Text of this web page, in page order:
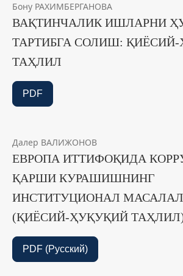
Бону РАХИМБЕРГАНОВА
ВАҚТИНЧАЛИК ИШЛАРНИ
ТАРТИБГА СОЛИШ:
ТАҲЛИЛ
PDF
Далер ВАЛИЖОНОВ
ЕВРОПА ИТТИФОҚИДА
ҚАРШИ КУРАШИШНИНГ
ИНСТИТУЦИОНАЛ
(ҚИЁСИЙ-ҲУҚУҚИЙ
PDF (Русский)